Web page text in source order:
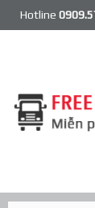
Hotline